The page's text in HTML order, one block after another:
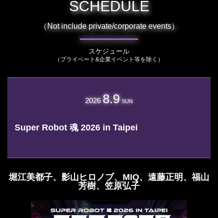
SCHEDULE
（Not include private/corporate events）
スケジュール
（プライベート&企業イベント等を除く）
2026 8.9 SUN
Super Robot 魂 2026 in Taipei
堀江美都子、影山ヒロノブ、MIQ、遠藤正明、福山
芳樹、笠原弘子